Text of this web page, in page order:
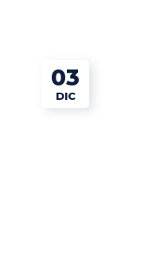
03
DIC